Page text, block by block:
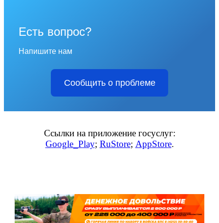
Есть вопрос?
Напишите нам
Сообщить о проблеме
Ссылки на приложение госуслуг:
Google_Play; RuStore; AppStore.